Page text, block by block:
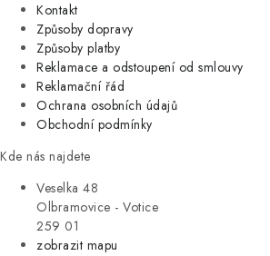
Kontakt
Způsoby dopravy
Způsoby platby
Reklamace a odstoupení od smlouvy
Reklamační řád
Ochrana osobních údajů
Obchodní podmínky
Kde nás najdete
Veselka 48
Olbramovice - Votice
259 01
zobrazit mapu
KUCHYNĚ
ORGANIZACE
DOMÁCNOST
ÚKLID
VÝPRODEJ
ZNAČKY